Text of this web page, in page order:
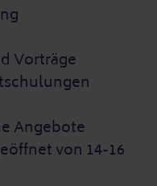
Vorträge
Angebote
von 14-16